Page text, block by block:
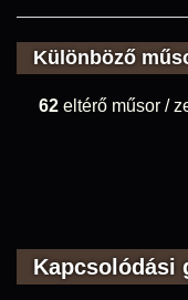
Különböző
62 eltérő műsor /
Kapcsolódási